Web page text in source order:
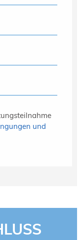
und